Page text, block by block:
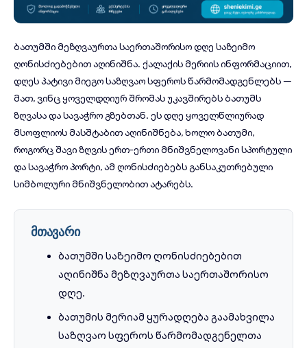
ბათუმში მეზღვაურთა საერთაშორისო დღე საზეიმო
ღონისძიებებით აღინიშნა. ქალაქის მერიის ინფორმაციით,
დღეს პატივი მიეგო საზღვაო სფეროს წარმომადგენლებს —
მათ, ვინც ყოველდღიურ შრომას უკავშირებს ბათუმს
ზღვასა და სავაჭრო გზებთან. ეს დღე ყოველწლიურად
მსოფლიოს მასშტაბით აღინიშნება, ხოლო ბათუმი,
როგორც შავი ზღვის ერთ-ერთი მნიშვნელოვანი სპორტული
და სავაჭრო პორტი, ამ ღონისძიებებს განსაკუთრებული
სიმბოლური მნიშვნელობით ატარებს.
მთავარი
ბათუმში საზეიმო ღონისძიებებით
აღინიშნა მეზღვაურთა საერთაშორისო
დღე.
ბათუმის მერიამ ყურადღება გაამახვილა
საზღვაო სფეროს წარმომადგენელთა